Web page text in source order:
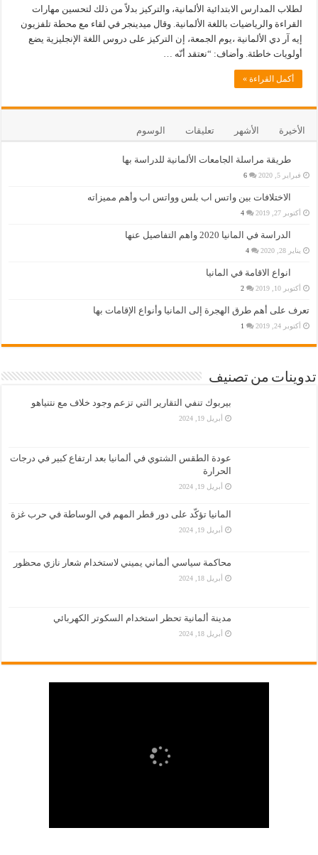
لطلاب المدارس الابتدائية الألمانية، والتركيز بدلاً من ذلك لتحسين مهارات
القراءة والرياضيات باللغة الألمانية. وقال ميدينجر في لقاء مع محطة تلفزيون
إيه آر دي الألمانية ،يوم الجمعة، إن التركيز على دروس اللغة الإنجليزية يضع
أولويات خاطئة. وأضاف: “نعتقد أنّه …
أكمل القراءة »
الأخيرة الأشهر تعليقات الوسوم
طريقة مراسلة الجامعات الألمانية للدراسة بها
فبراير 5, 2020 6
الاختلافات بين واتس اب بلس وواتس اب وأهم مميزاته
أكتوبر 27, 2019 4
الدراسة في المانيا 2020 واهم التفاصيل عنها
يناير 28, 2020 4
انواع الاقامة في المانيا
أكتوبر 10, 2019 2
تعرف على أهم طرق الهجرة إلى المانيا وأنواع الإقامات بها
أكتوبر 24, 2019 1
تدوينات من تصنيف
بيربوك تنفي التقارير التي تزعم وجود خلاف مع نتنياهو
أبريل 19, 2024
عودة الطقس الشتوي في ألمانيا بعد ارتفاع كبير في درجات
الحرارة
أبريل 19, 2024
المانيا تؤكّد على دور قطر المهم في الوساطة في حرب غزة
أبريل 19, 2024
محاكمة سياسي ألماني يميني لاستخدام شعار نازي محظور
أبريل 18, 2024
مدينة ألمانية تحظر استخدام السكوتر الكهربائي
أبريل 18, 2024